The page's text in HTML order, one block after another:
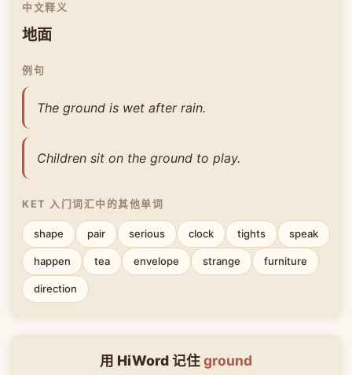
中文释义
地面
例句
The ground is wet after rain.
Children sit on the ground to play.
KET 入门词汇中的其他单词
shape pair serious clock tights speak
happen tea envelope strange furniture
direction
用 HiWord 记住ground